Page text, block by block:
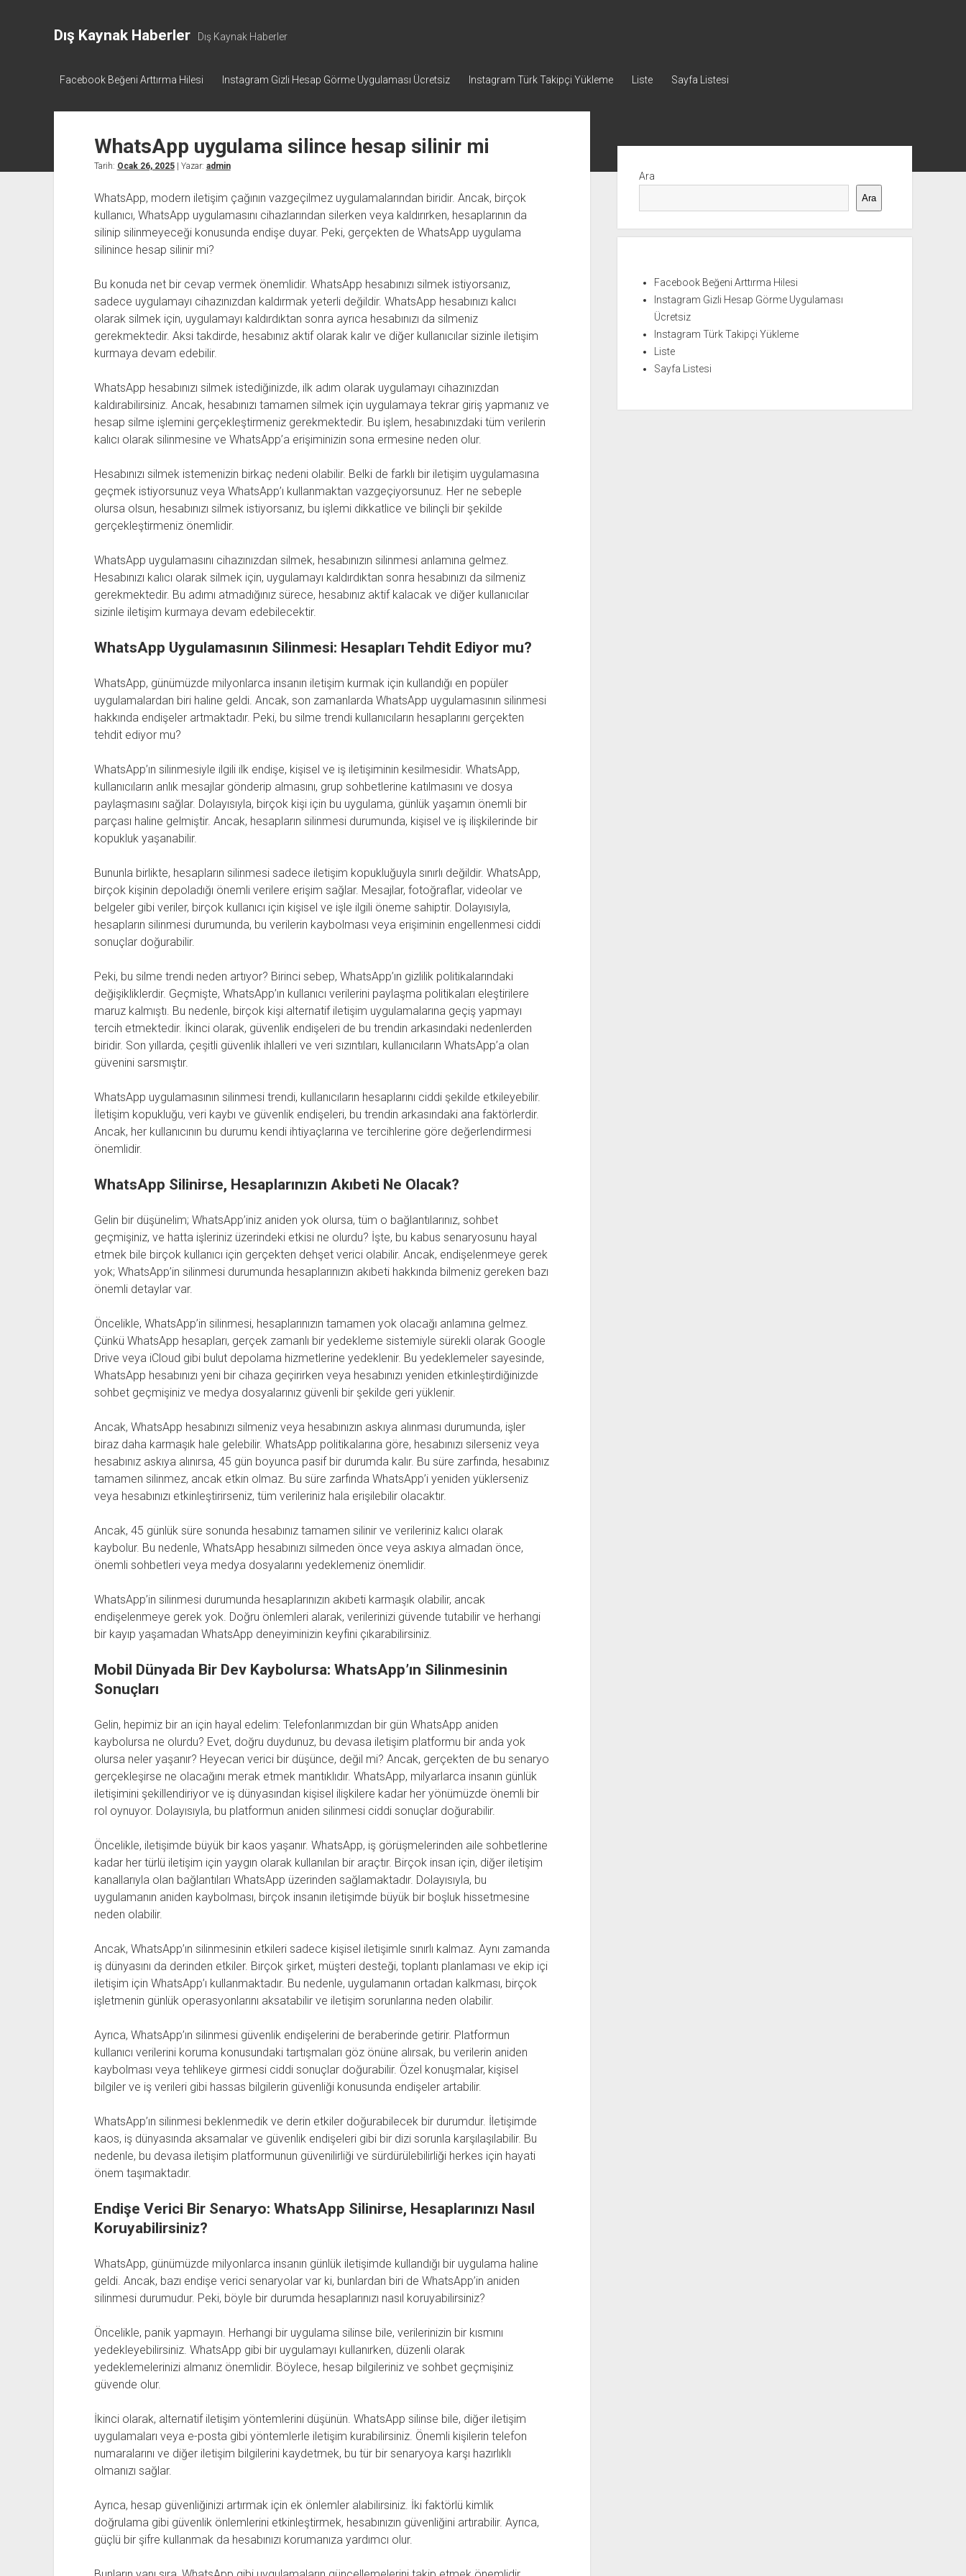
Dış Kaynak Haberler Dış Kaynak Haberler
Facebook Beğeni Arttırma Hilesi Instagram Gizli Hesap Görme Uygulaması Ücretsiz Instagram Türk Takipçi Yükleme Liste Sayfa Listesi
WhatsApp uygulama silince hesap silinir mi
Tarih: Ocak 26, 2025| Yazar: admin
WhatsApp, modern iletişim çağının vazgeçilmez uygulamalarından biridir. Ancak, birçok
kullanıcı, WhatsApp uygulamasını cihazlarından silerken veya kaldırırken, hesaplarının da
silinip silinmeyeceği konusunda endişe duyar. Peki, gerçekten de WhatsApp uygulama
silinince hesap silinir mi?
Bu konuda net bir cevap vermek önemlidir. WhatsApp hesabınızı silmek istiyorsanız,
sadece uygulamayı cihazınızdan kaldırmak yeterli değildir. WhatsApp hesabınızı kalıcı
olarak silmek için, uygulamayı kaldırdıktan sonra ayrıca hesabınızı da silmeniz
gerekmektedir. Aksi takdirde, hesabınız aktif olarak kalır ve diğer kullanıcılar sizinle iletişim
kurmaya devam edebilir.
WhatsApp hesabınızı silmek istediğinizde, ilk adım olarak uygulamayı cihazınızdan
kaldırabilirsiniz. Ancak, hesabınızı tamamen silmek için uygulamaya tekrar giriş yapmanız ve
hesap silme işlemini gerçekleştirmeniz gerekmektedir. Bu işlem, hesabınızdaki tüm verilerin
kalıcı olarak silinmesine ve WhatsApp’a erişiminizin sona ermesine neden olur.
Hesabınızı silmek istemenizin birkaç nedeni olabilir. Belki de farklı bir iletişim uygulamasına
geçmek istiyorsunuz veya WhatsApp’ı kullanmaktan vazgeçiyorsunuz. Her ne sebeple
olursa olsun, hesabınızı silmek istiyorsanız, bu işlemi dikkatlice ve bilinçli bir şekilde
gerçekleştirmeniz önemlidir.
WhatsApp uygulamasını cihazınızdan silmek, hesabınızın silinmesi anlamına gelmez.
Hesabınızı kalıcı olarak silmek için, uygulamayı kaldırdıktan sonra hesabınızı da silmeniz
gerekmektedir. Bu adımı atmadığınız sürece, hesabınız aktif kalacak ve diğer kullanıcılar
sizinle iletişim kurmaya devam edebilecektir.
WhatsApp Uygulamasının Silinmesi: Hesapları Tehdit Ediyor mu?
WhatsApp, günümüzde milyonlarca insanın iletişim kurmak için kullandığı en popüler
uygulamalardan biri haline geldi. Ancak, son zamanlarda WhatsApp uygulamasının silinmesi
hakkında endişeler artmaktadır. Peki, bu silme trendi kullanıcıların hesaplarını gerçekten
tehdit ediyor mu?
WhatsApp’ın silinmesiyle ilgili ilk endişe, kişisel ve iş iletişiminin kesilmesidir. WhatsApp,
kullanıcıların anlık mesajlar gönderip almasını, grup sohbetlerine katılmasını ve dosya
paylaşmasını sağlar. Dolayısıyla, birçok kişi için bu uygulama, günlük yaşamın önemli bir
parçası haline gelmiştir. Ancak, hesapların silinmesi durumunda, kişisel ve iş ilişkilerinde bir
kopukluk yaşanabilir.
Bununla birlikte, hesapların silinmesi sadece iletişim kopukluğuyla sınırlı değildir. WhatsApp,
birçok kişinin depoladığı önemli verilere erişim sağlar. Mesajlar, fotoğraflar, videolar ve
belgeler gibi veriler, birçok kullanıcı için kişisel ve işle ilgili öneme sahiptir. Dolayısıyla,
hesapların silinmesi durumunda, bu verilerin kaybolması veya erişiminin engellenmesi ciddi
sonuçlar doğurabilir.
Peki, bu silme trendi neden artıyor? Birinci sebep, WhatsApp’ın gizlilik politikalarındaki
değişikliklerdir. Geçmişte, WhatsApp’ın kullanıcı verilerini paylaşma politikaları eleştirilere
maruz kalmıştı. Bu nedenle, birçok kişi alternatif iletişim uygulamalarına geçiş yapmayı
tercih etmektedir. İkinci olarak, güvenlik endişeleri de bu trendin arkasındaki nedenlerden
biridir. Son yıllarda, çeşitli güvenlik ihlalleri ve veri sızıntıları, kullanıcıların WhatsApp’a olan
güvenini sarsmıştır.
WhatsApp uygulamasının silinmesi trendi, kullanıcıların hesaplarını ciddi şekilde etkileyebilir.
İletişim kopukluğu, veri kaybı ve güvenlik endişeleri, bu trendin arkasındaki ana faktörlerdir.
Ancak, her kullanıcının bu durumu kendi ihtiyaçlarına ve tercihlerine göre değerlendirmesi
önemlidir.
WhatsApp Silinirse, Hesaplarınızın Akıbeti Ne Olacak?
Gelin bir düşünelim; WhatsApp’iniz aniden yok olursa, tüm o bağlantılarınız, sohbet
geçmişiniz, ve hatta işleriniz üzerindeki etkisi ne olurdu? İşte, bu kabus senaryosunu hayal
etmek bile birçok kullanıcı için gerçekten dehşet verici olabilir. Ancak, endişelenmeye gerek
yok; WhatsApp’in silinmesi durumunda hesaplarınızın akıbeti hakkında bilmeniz gereken bazı
önemli detaylar var.
Öncelikle, WhatsApp’in silinmesi, hesaplarınızın tamamen yok olacağı anlamına gelmez.
Çünkü WhatsApp hesapları, gerçek zamanlı bir yedekleme sistemiyle sürekli olarak Google
Drive veya iCloud gibi bulut depolama hizmetlerine yedeklenir. Bu yedeklemeler sayesinde,
WhatsApp hesabınızı yeni bir cihaza geçirirken veya hesabınızı yeniden etkinleştirdiğinizde
sohbet geçmişiniz ve medya dosyalarınız güvenli bir şekilde geri yüklenir.
Ancak, WhatsApp hesabınızı silmeniz veya hesabınızın askıya alınması durumunda, işler
biraz daha karmaşık hale gelebilir. WhatsApp politikalarına göre, hesabınızı silerseniz veya
hesabınız askıya alınırsa, 45 gün boyunca pasif bir durumda kalır. Bu süre zarfında, hesabınız
tamamen silinmez, ancak etkin olmaz. Bu süre zarfında WhatsApp’i yeniden yüklerseniz
veya hesabınızı etkinleştirirseniz, tüm verileriniz hala erişilebilir olacaktır.
Ancak, 45 günlük süre sonunda hesabınız tamamen silinir ve verileriniz kalıcı olarak
kaybolur. Bu nedenle, WhatsApp hesabınızı silmeden önce veya askıya almadan önce,
önemli sohbetleri veya medya dosyalarını yedeklemeniz önemlidir.
WhatsApp’in silinmesi durumunda hesaplarınızın akıbeti karmaşık olabilir, ancak
endişelenmeye gerek yok. Doğru önlemleri alarak, verilerinizi güvende tutabilir ve herhangi
bir kayıp yaşamadan WhatsApp deneyiminizin keyfini çıkarabilirsiniz.
Mobil Dünyada Bir Dev Kaybolursa: WhatsApp’ın Silinmesinin
Sonuçları
Gelin, hepimiz bir an için hayal edelim: Telefonlarımızdan bir gün WhatsApp aniden
kaybolursa ne olurdu? Evet, doğru duydunuz, bu devasa iletişim platformu bir anda yok
olursa neler yaşanır? Heyecan verici bir düşünce, değil mi? Ancak, gerçekten de bu senaryo
gerçekleşirse ne olacağını merak etmek mantıklıdır. WhatsApp, milyarlarca insanın günlük
iletişimini şekillendiriyor ve iş dünyasından kişisel ilişkilere kadar her yönümüzde önemli bir
rol oynuyor. Dolayısıyla, bu platformun aniden silinmesi ciddi sonuçlar doğurabilir.
Öncelikle, iletişimde büyük bir kaos yaşanır. WhatsApp, iş görüşmelerinden aile sohbetlerine
kadar her türlü iletişim için yaygın olarak kullanılan bir araçtır. Birçok insan için, diğer iletişim
kanallarıyla olan bağlantıları WhatsApp üzerinden sağlamaktadır. Dolayısıyla, bu
uygulamanın aniden kaybolması, birçok insanın iletişimde büyük bir boşluk hissetmesine
neden olabilir.
Ancak, WhatsApp’ın silinmesinin etkileri sadece kişisel iletişimle sınırlı kalmaz. Aynı zamanda
iş dünyasını da derinden etkiler. Birçok şirket, müşteri desteği, toplantı planlaması ve ekip içi
iletişim için WhatsApp’ı kullanmaktadır. Bu nedenle, uygulamanın ortadan kalkması, birçok
işletmenin günlük operasyonlarını aksatabilir ve iletişim sorunlarına neden olabilir.
Ayrıca, WhatsApp’ın silinmesi güvenlik endişelerini de beraberinde getirir. Platformun
kullanıcı verilerini koruma konusundaki tartışmaları göz önüne alırsak, bu verilerin aniden
kaybolması veya tehlikeye girmesi ciddi sonuçlar doğurabilir. Özel konuşmalar, kişisel
bilgiler ve iş verileri gibi hassas bilgilerin güvenliği konusunda endişeler artabilir.
WhatsApp’ın silinmesi beklenmedik ve derin etkiler doğurabilecek bir durumdur. İletişimde
kaos, iş dünyasında aksamalar ve güvenlik endişeleri gibi bir dizi sorunla karşılaşılabilir. Bu
nedenle, bu devasa iletişim platformunun güvenilirliği ve sürdürülebilirliği herkes için hayati
önem taşımaktadır.
Endişe Verici Bir Senaryo: WhatsApp Silinirse, Hesaplarınızı Nasıl
Koruyabilirsiniz?
WhatsApp, günümüzde milyonlarca insanın günlük iletişimde kullandığı bir uygulama haline
geldi. Ancak, bazı endişe verici senaryolar var ki, bunlardan biri de WhatsApp’in aniden
silinmesi durumudur. Peki, böyle bir durumda hesaplarınızı nasıl koruyabilirsiniz?
Öncelikle, panik yapmayın. Herhangi bir uygulama silinse bile, verilerinizin bir kısmını
yedekleyebilirsiniz. WhatsApp gibi bir uygulamayı kullanırken, düzenli olarak
yedeklemelerinizi almanız önemlidir. Böylece, hesap bilgileriniz ve sohbet geçmişiniz
güvende olur.
İkinci olarak, alternatif iletişim yöntemlerini düşünün. WhatsApp silinse bile, diğer iletişim
uygulamaları veya e-posta gibi yöntemlerle iletişim kurabilirsiniz. Önemli kişilerin telefon
numaralarını ve diğer iletişim bilgilerini kaydetmek, bu tür bir senaryoya karşı hazırlıklı
olmanızı sağlar.
Ayrıca, hesap güvenliğinizi artırmak için ek önlemler alabilirsiniz. İki faktörlü kimlik
doğrulama gibi güvenlik önlemlerini etkinleştirmek, hesabınızın güvenliğini artırabilir. Ayrıca,
güçlü bir şifre kullanmak da hesabınızı korumanıza yardımcı olur.
Menü
Ara
Ara
Facebook Beğeni Arttırma Hilesi
Instagram Gizli Hesap Görme Uygulaması
Ücretsiz
Instagram Türk Takipçi Yükleme
Liste
Sayfa Listesi